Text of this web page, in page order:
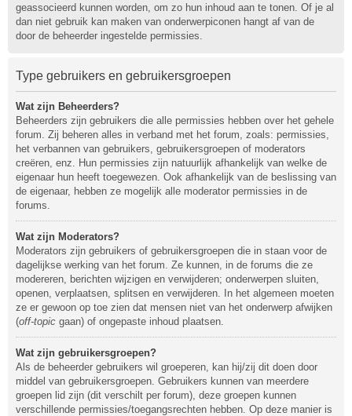
geassocieerd kunnen worden, om zo hun inhoud aan te tonen. Of je al
dan niet gebruik kan maken van onderwerpiconen hangt af van de
door de beheerder ingestelde permissies.
Type gebruikers en gebruikersgroepen
Wat zijn Beheerders?
Beheerders zijn gebruikers die alle permissies hebben over het gehele
forum. Zij beheren alles in verband met het forum, zoals: permissies,
het verbannen van gebruikers, gebruikersgroepen of moderators
creëren, enz. Hun permissies zijn natuurlijk afhankelijk van welke de
eigenaar hun heeft toegewezen. Ook afhankelijk van de beslissing van
de eigenaar, hebben ze mogelijk alle moderator permissies in de
forums.
Wat zijn Moderators?
Moderators zijn gebruikers of gebruikersgroepen die in staan voor de
dagelijkse werking van het forum. Ze kunnen, in de forums die ze
modereren, berichten wijzigen en verwijderen; onderwerpen sluiten,
openen, verplaatsen, splitsen en verwijderen. In het algemeen moeten
ze er gewoon op toe zien dat mensen niet van het onderwerp afwijken
(off-topic gaan) of ongepaste inhoud plaatsen.
Wat zijn gebruikersgroepen?
Als de beheerder gebruikers wil groeperen, kan hij/zij dit doen door
middel van gebruikersgroepen. Gebruikers kunnen van meerdere
groepen lid zijn (dit verschilt per forum), deze groepen kunnen
verschillende permissies/toegangsrechten hebben. Op deze manier is